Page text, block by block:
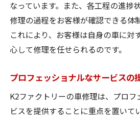
なっています。また、各工程の進捗
修理の過程をお客様が確認できる体
これにより、お客様は自身の車に対
心して修理を任せられるのです。
プロフェッショナルなサービスの
K2ファクトリーの車修理は、プロフ
ビスを提供することに重点を置いて